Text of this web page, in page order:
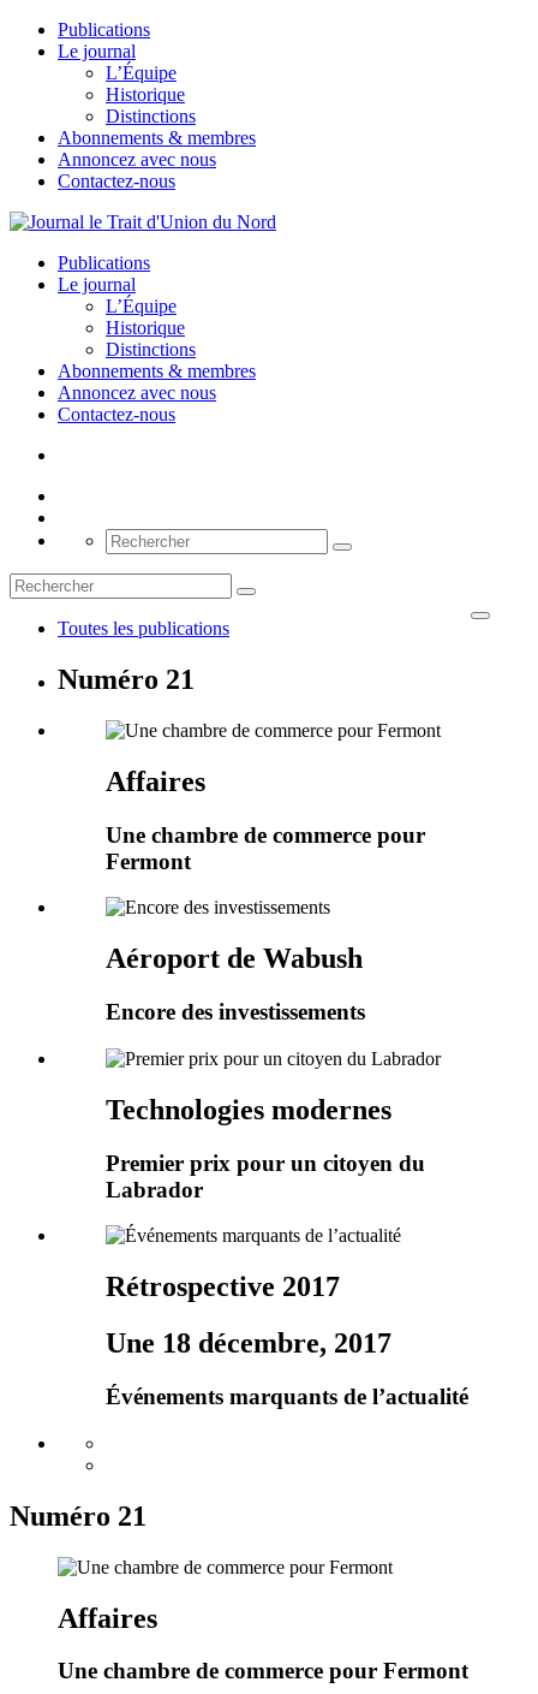
Publications
Le journal
L’Équipe
Historique
Distinctions
Abonnements & membres
Annoncez avec nous
Contactez-nous
Publications
Le journal
L’Équipe
Historique
Distinctions
Abonnements & membres
Annoncez avec nous
Contactez-nous
Toutes les publications
Numéro 21
Affaires
Une chambre de commerce pour
Fermont
Aéroport de Wabush
Encore des investissements
Technologies modernes
Premier prix pour un citoyen du
Labrador
Rétrospective 2017
Une 18 décembre, 2017
Événements marquants de l’actualité
Numéro 21
Affaires
Une chambre de commerce pour Fermont